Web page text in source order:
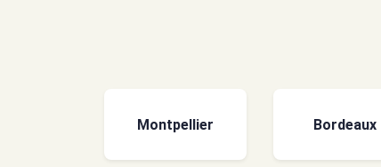
Montpellier Bordeaux